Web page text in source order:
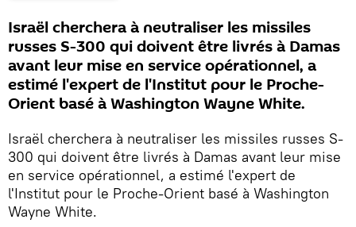
Israël cherchera à neutraliser les missiles
russes S-300 qui doivent être livrés à Damas
avant leur mise en service opérationnel, a
estimé l'expert de l'Institut pour le Proche-
Orient basé à Washington Wayne White.
Israël cherchera à neutraliser les missiles russes S-
300 qui doivent être livrés à Damas avant leur mise
en service opérationnel, a estimé l'expert de
l'Institut pour le Proche-Orient basé à Washington
Wayne White.